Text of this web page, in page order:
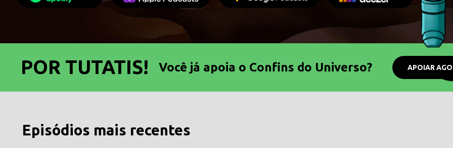
POR TUTATIS! Você já apoia o Confins do Universo? APOIAR
Episódios mais recentes